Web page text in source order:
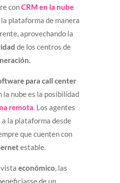
conCRM en la nube
plataforma de manera
aprovechando la
de los centros de
.
para call center
la nube es la posibilidad
remota. Los agentes
la plataforma desde
que cuenten con
estable.
vista económico, las
de un